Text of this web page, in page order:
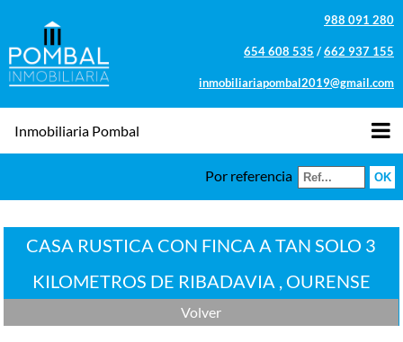
988 091 280
654 608 535 /662 937 155
inmobiliariapombal2019@gmail.com
Inmobiliaria Pombal
Por referencia
CASA RUSTICA CON FINCA A TAN SOLO 3
KILOMETROS DE RIBADAVIA , OURENSE
Volver